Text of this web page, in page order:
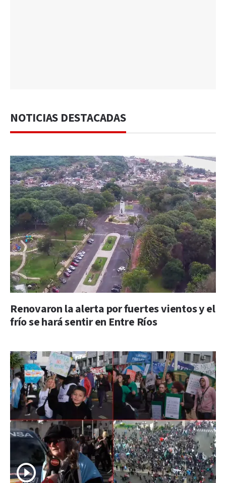
NOTICIAS DESTACADAS
Renovaron la alerta por fuertes vientos y el
frío se hará sentir en Entre Ríos